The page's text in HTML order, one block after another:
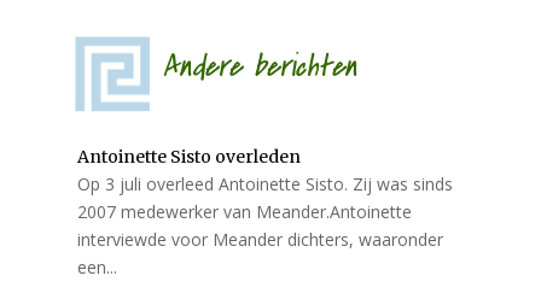
Andere berichten
Antoinette Sisto overleden
Op 3 juli overleed Antoinette Sisto. Zij was sinds
2007 medewerker van Meander.Antoinette
interviewde voor Meander dichters, waaronder
een...